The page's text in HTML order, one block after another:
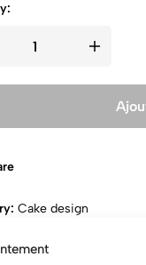
Cake design